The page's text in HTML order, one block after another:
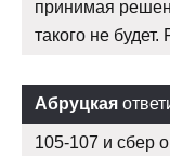
принимая
такого не будет.
Абруцкая
105-107 и сбер